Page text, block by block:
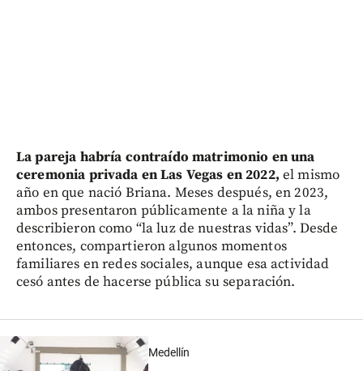
La pareja habría contraído matrimonio en una
ceremonia privada en Las Vegas en 2022, el mismo
año en que nació Briana. Meses después, en 2023,
ambos presentaron públicamente a la niña y la
describieron como “la luz de nuestras vidas”. Desde
entonces, compartieron algunos momentos
familiares en redes sociales, aunque esa actividad
cesó antes de hacerse pública su separación.
Medellín